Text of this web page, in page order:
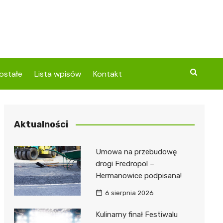
Lista wpisów Kontakt
Aktualności
Umowa na przebudowę
drogi Fredropol –
Hermanowice podpisana!
6 sierpnia 2026
Kulinarny finał Festiwalu